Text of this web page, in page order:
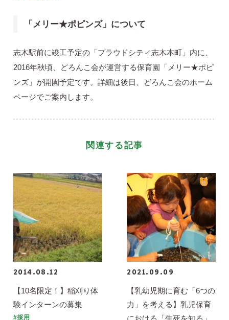
「メリー★ポピンズ」について
志木駅前に竣工予定の「プラウドシティ志木本町」内に、
2016年秋頃、どろんこ会が運営する保育園「メリー★ポピ
ンズ」が開園予定です。詳細は後日、どろんこ会のホーム
ページでご案内します。
関連する記事
2014.08.12
【10名限定！】稲刈り体
験インターンの募集
#採用
2021.09.09
【乳幼児期に育む「6つの
力」を考える】乳児保育
における「生死を知る」